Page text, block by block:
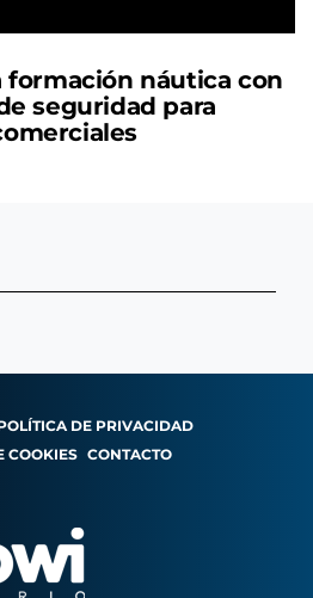
formación náutica con
seguridad para
DE PRIVACIDAD
COOKIES CONTACTO